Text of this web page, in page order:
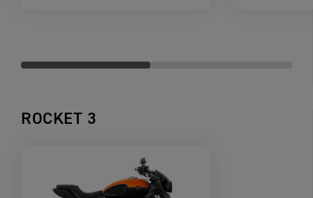
ROCKET 3